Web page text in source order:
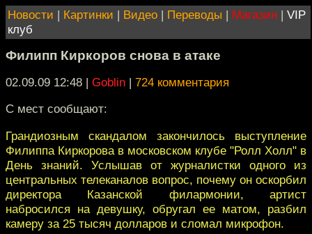
Новости | Картинки | Видео | Переводы | Магазин | VIP
клуб
Филипп Киркоров снова в атаке
02.09.09 12:48 | Goblin | 724 комментария
С мест сообщают:
Грандиозным скандалом закончилось выступление
Филиппа Киркорова в московском клубе "Ролл Холл" в
День знаний. Услышав от журналистки одного из
центральных телеканалов вопрос, почему он оскорбил
директора Казанской филармонии, артист
набросился на девушку, обругал ее матом, разбил
камеру за 25 тысяч долларов и сломал микрофон.